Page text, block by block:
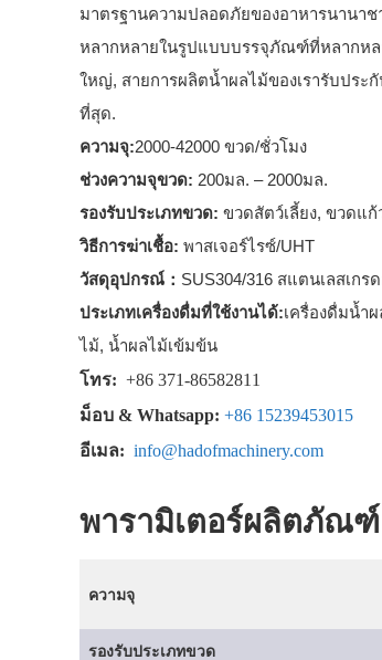
มาตรฐานความปลอดภัยของอาหารนานา
หลากหลายในรูปแบบบรรจุภัณฑ์ที่หลากหล
ใหญ่, สายการผลิตน้ำผลไม้ของเรารับปร
ที่สุด.
ความจุ:2000-42000 ขวด/ชั่วโมง
ช่วงความจุขวด: 200มล. – 2000มล.
รองรับประเภทขวด: ขวดสัตว์เลี้ยง, ขวดแก้
วิธีการฆ่าเชื้อ: พาสเจอร์ไรซ์/UHT
วัสดุอุปกรณ์： SUS304/316 สแตนเลสเกร
ประเภทเครื่องดื่มที่ใช้งานได้:เครื่องดื่มน้ำ
ไม้, น้ำผลไม้เข้มข้น
โทร: +86 371-86582811
ม็อบ & Whatsapp: +86 15239453015
อีเมล: info@hadofmachinery.com
พารามิเตอร์ผลิตภัณฑ์
ความจุ
รองรับประเภทขวด